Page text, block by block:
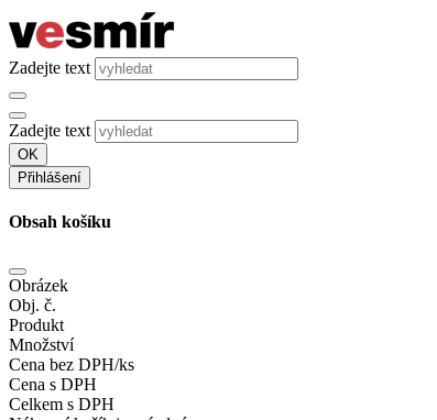
Zadejte text
Zadejte text
OK
Přihlášení
Obsah košíku
Obrázek
Obj. č.
Produkt
Množství
Cena bez DPH/ks
Cena s DPH
Celkem s DPH